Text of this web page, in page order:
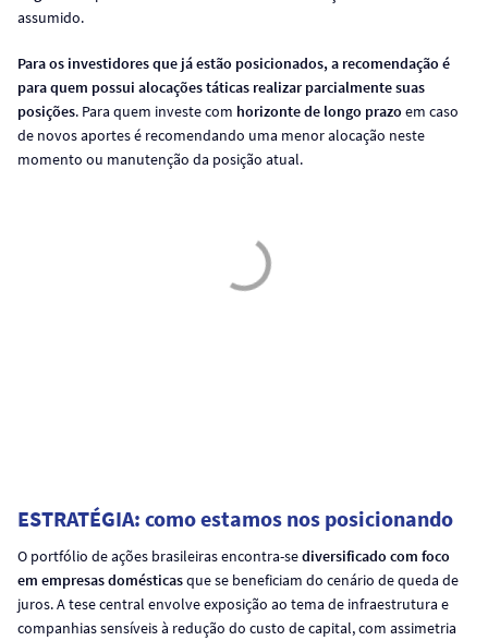
assumido.
Para os investidores que já estão posicionados, a recomendação é
para quem possui alocações táticas realizar parcialmente suas
posições. Para quem investe com horizonte de longo prazo em caso
de novos aportes é recomendando uma menor alocação neste
momento ou manutenção da posição atual.
ESTRATÉGIA: como estamos nos posicionando
O portfólio de ações brasileiras encontra-sediversificado com foco
em empresas domésticasque se beneficiam do cenário de queda de
juros. A tese central envolve exposição ao tema de infraestrutura e
companhias sensíveis à redução do custo de capital, com assimetria